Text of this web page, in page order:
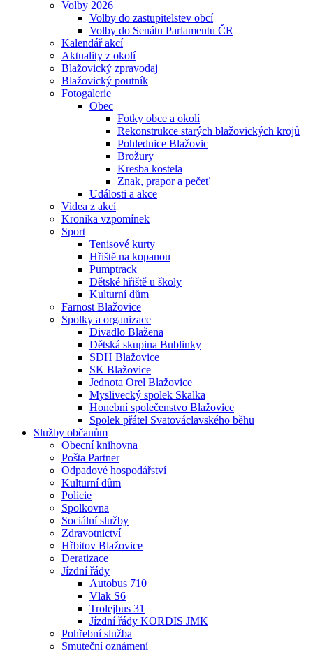
Volby 2026
Volby do zastupitelstev obcí
Volby do Senátu Parlamentu ČR
Kalendář akcí
Aktuality z okolí
Blažovický zpravodaj
Blažovický poutník
Fotogalerie
Obec
Fotky obce a okolí
Rekonstrukce starých blažovických krojů
Pohlednice Blažovic
Brožury
Kresba kostela
Znak, prapor a pečeť
Události a akce
Videa z akcí
Kronika vzpomínek
Sport
Tenisové kurty
Hřiště na kopanou
Pumptrack
Dětské hřiště u školy
Kulturní dům
Farnost Blažovice
Spolky a organizace
Divadlo Blažena
Dětská skupina Bublinky
SDH Blažovice
SK Blažovice
Jednota Orel Blažovice
Myslivecký spolek Skalka
Honební společenstvo Blažovice
Spolek přátel Svatováclavského běhu
Služby občanům
Obecní knihovna
Pošta Partner
Odpadové hospodářství
Kulturní dům
Policie
Spolkovna
Sociální služby
Zdravotnictví
Hřbitov Blažovice
Deratizace
Jízdní řády
Autobus 710
Vlak S6
Trolejbus 31
Jízdní řády KORDIS JMK
Pohřební služba
Smuteční oznámení